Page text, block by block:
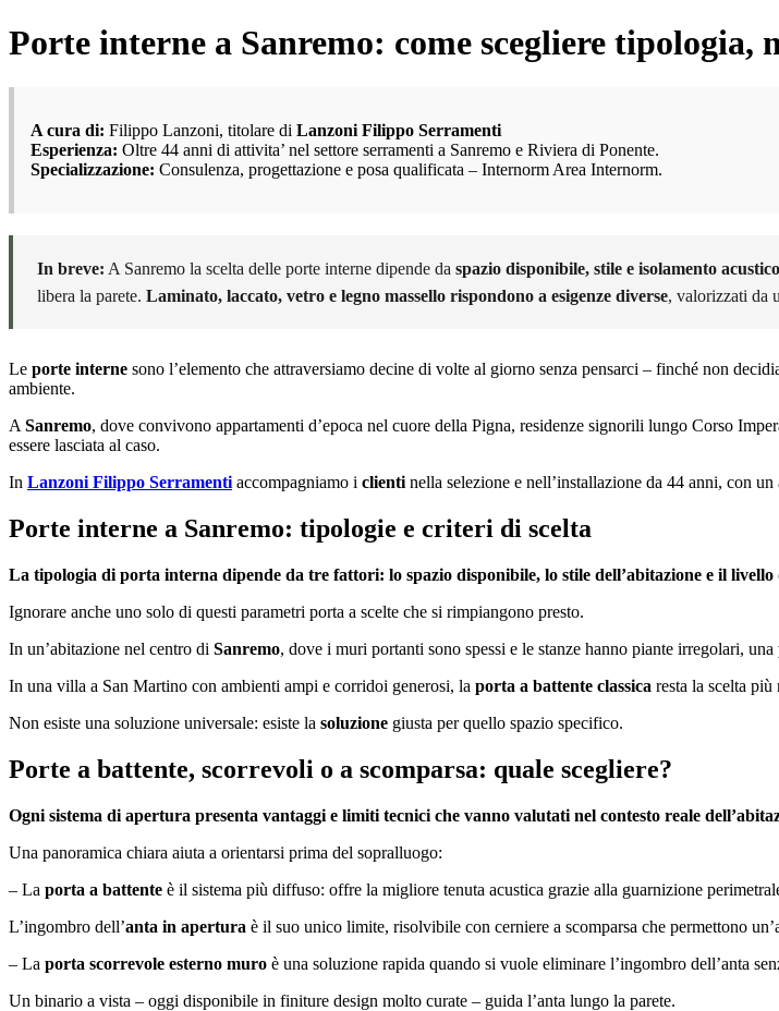
Porte interne a Sanremo: come scegliere tipologia,
A cura di: Filippo Lanzoni, titolare di Lanzoni Filippo Serramenti
Esperienza: Oltre 44 anni di attivita’ nel settore serramenti a Sanremo e Riviera di Ponente.
Specializzazione: Consulenza, progettazione e posa qualificata – Internorm Area Internorm.
In breve: A Sanremo la scelta delle porte interne dipende da spazio disponibile, stile e isolamento acustico
libera la parete. Laminato, laccato, vetro e legno massello rispondono a esigenze diverse, valorizzati da
Le porte interne sono l’elemento che attraversiamo decine di volte al giorno senza pensarci – finché non
ambiente.
A Sanremo, dove convivono appartamenti d’epoca nel cuore della Pigna, residenze signorili lungo Corso
essere lasciata al caso.
In Lanzoni Filippo Serramenti accompagniamo i clienti nella selezione e nell’installazione da 44 anni, con
Porte interne a Sanremo: tipologie e criteri di scelta
La tipologia di porta interna dipende da tre fattori: lo spazio disponibile, lo stile dell’abitazione e il livello
Ignorare anche uno solo di questi parametri porta a scelte che si rimpiangono presto.
In un’abitazione nel centro di Sanremo, dove i muri portanti sono spessi e le stanze hanno piante irregolari, una
In una villa a San Martino con ambienti ampi e corridoi generosi, la porta a battente classica resta la scelta
Non esiste una soluzione universale: esiste la soluzione giusta per quello spazio specifico.
Porte a battente, scorrevoli o a scomparsa: quale scegliere?
Ogni sistema di apertura presenta vantaggi e limiti tecnici che vanno valutati nel contesto reale
Una panoramica chiara aiuta a orientarsi prima del sopralluogo:
– La porta a battente è il sistema più diffuso: offre la migliore tenuta acustica grazie alla guarnizione
L’ingombro dell’anta in apertura è il suo unico limite, risolvibile con cerniere a scomparsa che permettono
– La porta scorrevole esterno muro è una soluzione rapida quando si vuole eliminare l’ingombro dell’anta
Un binario a vista – oggi disponibile in finiture design molto curate – guida l’anta lungo la parete.